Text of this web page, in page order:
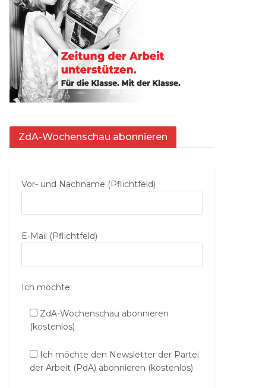
ZdA-Wochenschau abonnieren
Vor- und Nachname (Pflichtfeld)
E‑Mail (Pflichtfeld)
Ich möchte:
ZdA-Wochenschau abonnieren
(kostenlos)
Ich möchte den Newsletter der Partei
der Arbeit (PdA) abonnieren (kostenlos)